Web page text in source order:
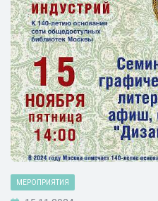
МЕРОПРИЯТИЯ